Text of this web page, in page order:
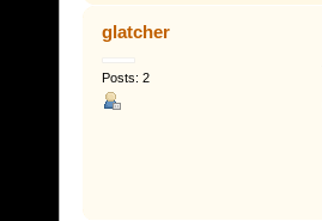
glatcher
Posts: 2